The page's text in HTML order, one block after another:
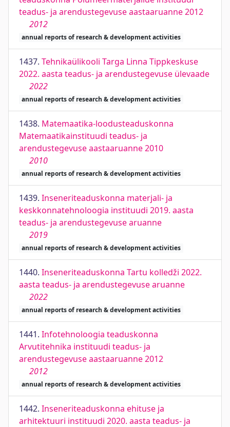
teadus- ja arendustegevuse aastaaruanne 2012
2012
annual reports of research & development activities
1437. Tehnikaülikooli Targa Linna Tippkeskuse
2022. aasta teadus- ja arendustegevuse ülevaade
2022
annual reports of research & development activities
1438. Matemaatika-loodusteaduskonna
Matemaatikainstituudi teadus- ja
arendustegevuse aastaaruanne 2010
2010
annual reports of research & development activities
1439. Inseneriteaduskonna materjali- ja
keskkonnatehnoloogia instituudi 2019. aasta
teadus- ja arendustegevuse aruanne
2019
annual reports of research & development activities
1440. Inseneriteaduskonna Tartu kolledži 2022.
aasta teadus- ja arendustegevuse aruanne
2022
annual reports of research & development activities
1441. Infotehnoloogia teaduskonna
Arvutitehnika instituudi teadus- ja
arendustegevuse aastaaruanne 2012
2012
annual reports of research & development activities
1442. Inseneriteaduskonna ehituse ja
arhitektuuri instituudi 2020. aasta teadus- ja